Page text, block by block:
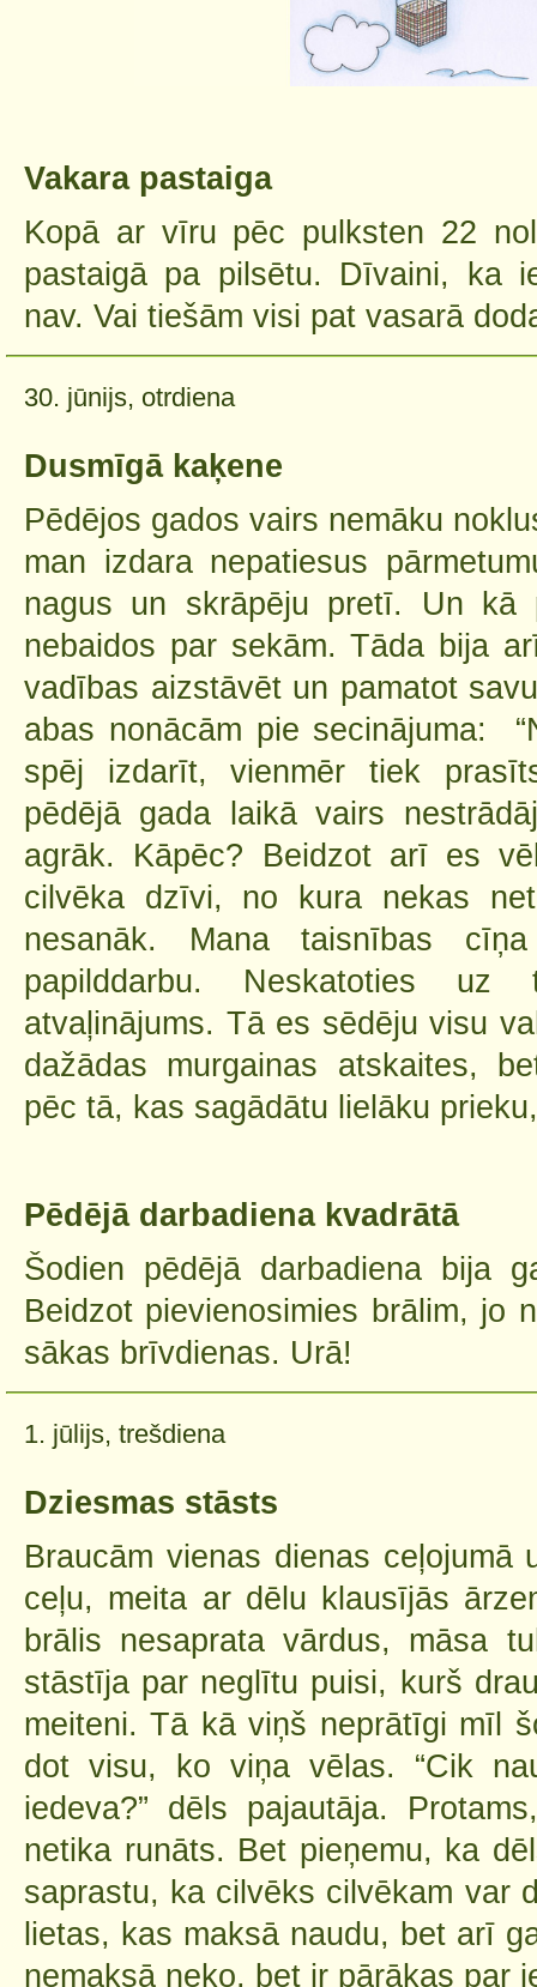
Vakara pastaiga
Kopā ar vīru pēc pulksten 22
pastaigā pa pilsētu. Dīvaini, ka
nav. Vai tiešām visi pat vasarā
30. jūnijs, otrdiena
Dusmīgā kaķene
Pēdējos gados vairs nemāku
man izdara nepatiesus
nagus un skrāpēju pretī. Un kā
nebaidos par sekām. Tāda bija
vadības aizstāvēt un pamatot
abas nonācām pie secinājuma:
spēj izdarīt, vienmēr tiek
pēdējā gada laikā vairs
agrāk. Kāpēc? Beidzot arī es
cilvēka dzīvi, no kura nekas
nesanāk. Mana taisnības
papilddarbu. Neskatoties
atvaļinājums. Tā es sēdēju visu
dažādas murgainas atskaites,
pēc tā, kas sagādātu lielāku
Pēdējā darbadiena kvadrātā
Šodien pēdējā darbadiena bija
Beidzot pievienosimies brālim, jo
sākas brīvdienas. Urā!
1. jūlijs, trešdiena
Dziesmas stāsts
Braucām vienas dienas ceļojumā
ceļu, meita ar dēlu klausījās
brālis nesaprata vārdus, māsa
stāstīja par neglītu puisi, kurš
meiteni. Tā kā viņš neprātīgi mīl
dot visu, ko viņa vēlas. “Cik
iedeva?” dēls pajautāja.
netika runāts. Bet pieņemu, ka
saprastu, ka cilvēks cilvēkam var
lietas, kas maksā naudu, bet arī
nemaksā neko, bet ir pārākas par